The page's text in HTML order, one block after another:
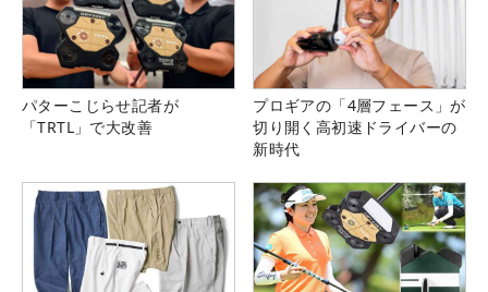
パターこじらせ記者が
「TRTL」で大改善
プロギアの「4層フェース」が
切り開く高初速ドライバーの
新時代